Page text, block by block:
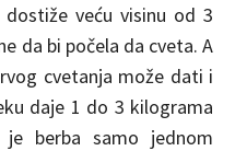
veću visinu od 3
da bi počela da cveta. A
cvetanja može dati i
daje 1 do 3 kilograma
berba samo jednom